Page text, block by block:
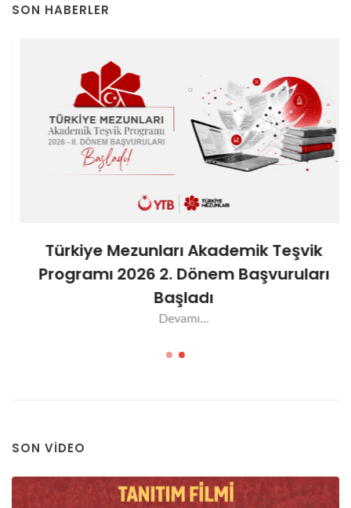
SON HABERLER
Türkiye Mezunları Akademik Teşvik
Programı 2026 2. Dönem Başvuruları
Başladı
Devamı...
SON VIDEO